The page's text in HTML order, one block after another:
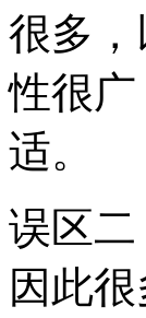
很多
性很
适。
误区
因此